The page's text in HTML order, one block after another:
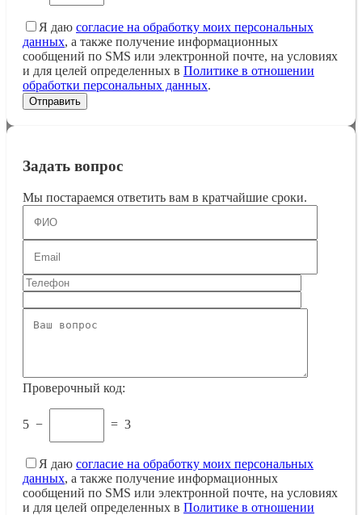
Я даю согласие на обработку моих персональных
данных, а также получение информационных
сообщений по SMS или электронной почте, на условиях
и для целей определенных в Политике в отношении
обработки персональных данных.
Задать вопрос
Мы постараемся ответить вам в кратчайшие сроки.
Проверочный код:
5 − = 3
Я даю согласие на обработку моих персональных
данных, а также получение информационных
сообщений по SMS или электронной почте, на условиях
и для целей определенных в Политике в отношении